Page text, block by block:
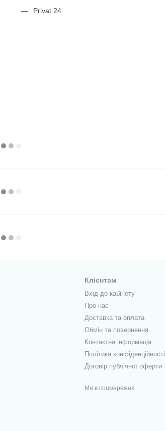
Privat 24
Клієнтам
Вхід до кабінету
Про нас
Доставка та оплата
Обмін та повернення
Контактна інформація
Політика конфіденційності
Договір публічної оферти
Ми в соцмережах